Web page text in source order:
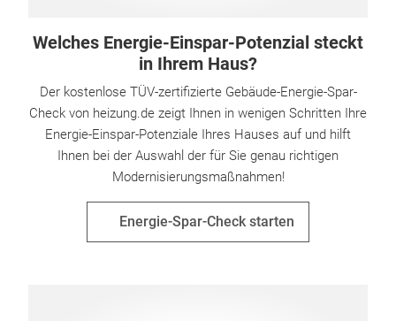
Welches Energie-Einspar-Potenzial steckt
in Ihrem Haus?
Der kostenlose TÜV-zertifizierte Gebäude-Energie-Spar-
Check von heizung.de zeigt Ihnen in wenigen Schritten Ihre
Energie-Einspar-Potenziale Ihres Hauses auf und hilft
Ihnen bei der Auswahl der für Sie genau richtigen
Modernisierungsmaßnahmen!
Energie-Spar-Check starten